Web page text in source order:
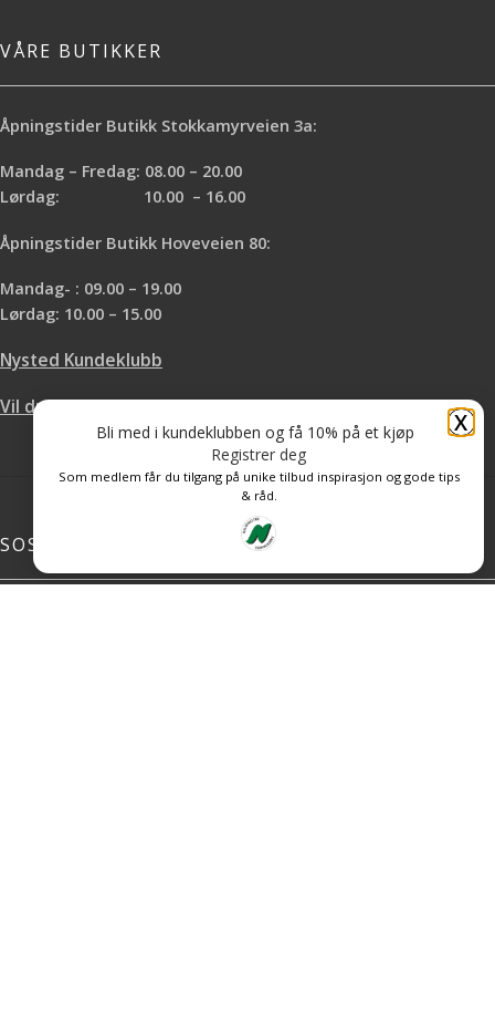
VÅRE BUTIKKER
Åpningstider Butikk Stokkamyrveien 3a:
Mandag – Fredag: 08.00 – 20.00
Lørdag: 10.00 – 16.00
Åpningstider Butikk Hoveveien 80:
Mandag- : 09.00 – 19.00
Lørdag: 10.00 – 15.00
Nysted Kundeklubb
Vil du leie hos oss?
SOSIALE MEDIER
X
Bli med i kundeklubben og få 10% på et kjøp
Registrer deg
Som medlem får du tilgang på unike tilbud inspirasjon og gode tips
& råd.